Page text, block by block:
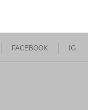
FACEBOOK IG